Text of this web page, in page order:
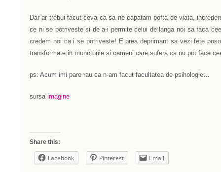
Dar ar trebui facut ceva ca sa ne capatam pofta de viata,
ce ni se potriveste si de a-i permite celui de langa noi sa faca
credem noi ca i se potriveste! E prea deprimant sa vezi fete
transformate in monotonie si oameni care sufera ca nu pot face
ps: Acum imi pare rau ca n-am facut facultatea de psihologie…
sursa imagine
Share this:
Facebook Pinterest Email